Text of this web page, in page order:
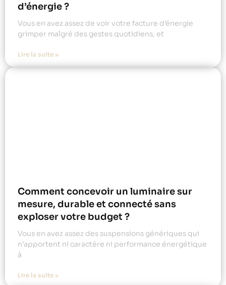
d’énergie ?
Vous en avez assez de voir votre facture d’énergie
grimper malgré des gestes quotidiens, et
Lire la suite »
Comment concevoir un luminaire sur
mesure, durable et connecté sans
exploser votre budget ?
Vous en avez assez des suspensions génériques qui
n’apportent ni caractère ni performance énergétique
à
Lire la suite »